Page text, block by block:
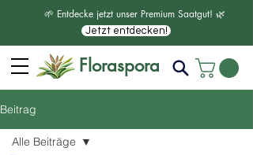
🌱 Entdecke jetzt unser Premium Saatgut! 🌿
Jetzt entdecken!
Floraspora
Beitrag
Alle Beiträge